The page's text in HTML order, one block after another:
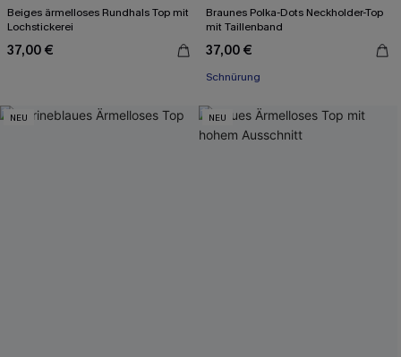
Beiges ärmelloses Rundhals Top mit
Lochstickerei
37,00 €
Braunes Polka-Dots Neckholder-Top
mit Taillenband
37,00 €
Schnürung
NEU NEU